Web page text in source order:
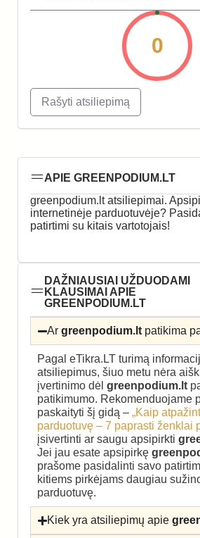
0
Rašyti atsiliepimą
APIE GREENPODIUM.LT
greenpodium.lt atsiliepimai.
internetinėje parduotuvėje?
patirtimi su kitais vartotojais!
DAŽNIAUSIAI UŽDUODAMI
KLAUSIMAI APIE
GREENPODIUM.LT
Argreenpodium.lt patikima
Pagal eTikra.LT turimą
atsiliepimus, šiuo metu nėra
įvertinimo dėl greenpodium.lt
patikimumo. Rekomenduojame
paskaityti šį gidą – „Kaip
parduotuvę – 7 paprasti ženklai
įsivertinti ar saugu apsipirkti
Jei jau esate apsipirkę
prašome pasidalinti savo
kitiems pirkėjams daugiau
parduotuvę.
Kiek yra atsiliepimų apie